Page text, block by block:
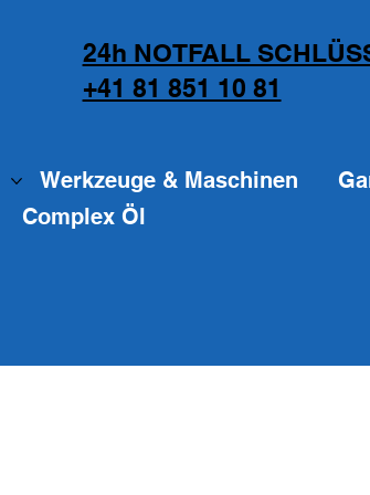
24h NOTFALL
+41 81 851 10 81
Werkzeuge & Maschinen
Complex Öl